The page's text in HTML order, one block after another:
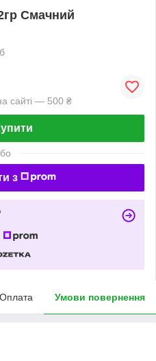
Смачний
сайті — 500 ₴
з
Оплата Умови повернення